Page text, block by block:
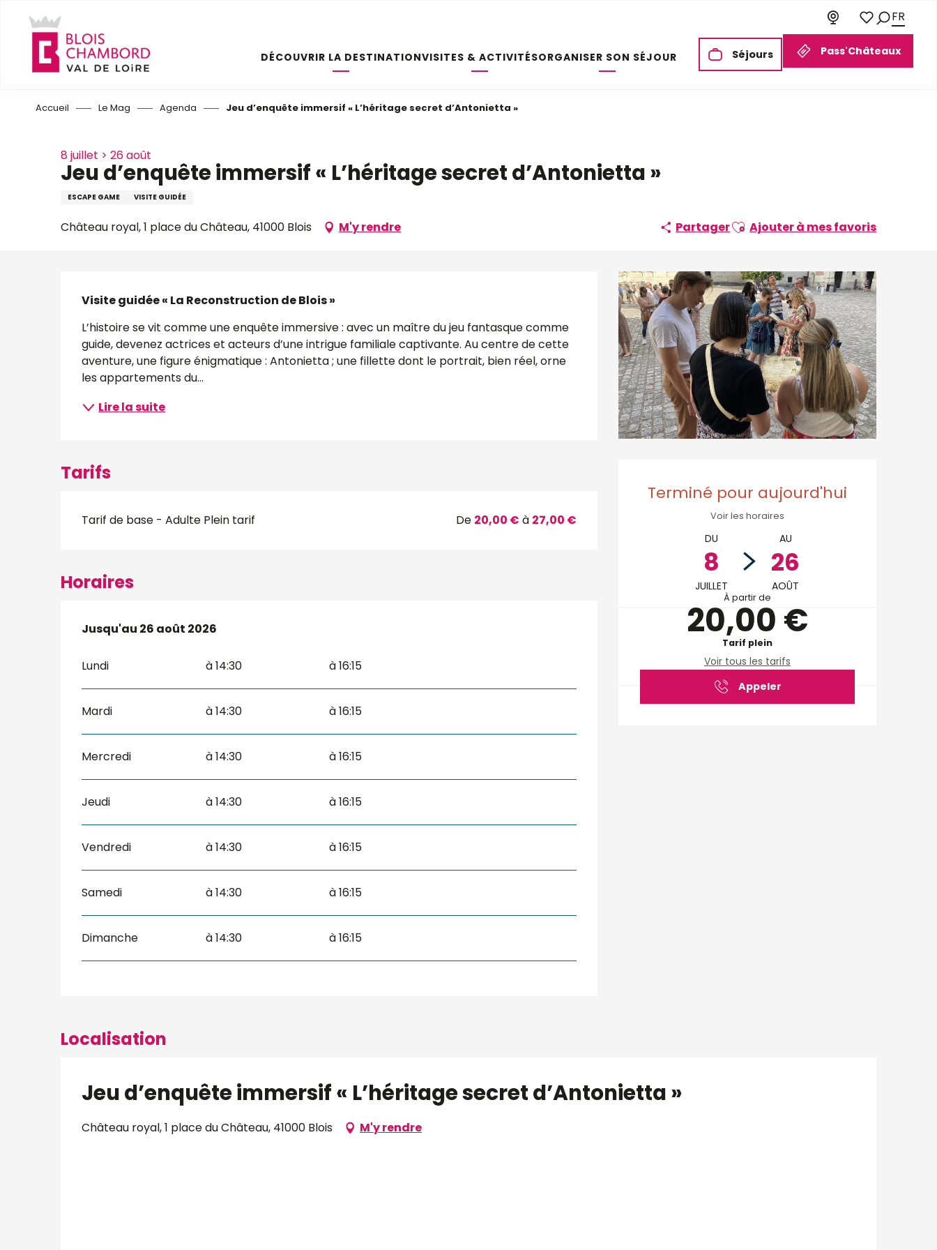
contenu
principal
Pass'Châteaux
Séjours
Voir les favoris
FR
DÉCOUVRIR LA DESTINATIONVISITES & ACTIVITÉSORGANISER SON SÉJOUR
Accueil Le Mag Agenda Jeu d’enquête immersif « L’héritage secret d’Antonietta »
8 juillet > 26 août
Jeu d’enquête immersif « L’héritage secret d’Antonietta »
ESCAPE GAME VISITE GUIDÉE
Château royal, 1 place du Château, 41000 Blois M'y rendre PartagerAjouter aux favoris
Ajouter à mes favoris
Ouverture et
Terminé pour aujourd'hui
Voir les horaires
DU
8
JUILLET
AU
26
AOÛT
À partir de
20,00 €
Tarif plein
Voir tous les tarifs
Appeler
Description
Visite guidée « La Reconstruction de Blois »
L’histoire se vit comme une enquête immersive : avec un maître du jeu fantasque comme
guide, devenez actrices et acteurs d’une intrigue familiale captivante. Au centre de cette
aventure, une figure énigmatique : Antonietta ; une fillette dont le portrait, bien réel, orne
les appartements du...
Lire la suite
Tarifs
Tarif de base - Adulte Plein tarif De 20,00 € à 27,00 €
Horaires
Du8 juillet 2026au26 août 2026
Jusqu'au 26 août 2026
Lundi à 14:30 à 16:15
Mardi à 14:30 à 16:15
Mercredi à 14:30 à 16:15
Jeudi à 14:30 à 16:15
Vendredi à 14:30 à 16:15
Samedi à 14:30 à 16:15
Dimanche à 14:30 à 16:15
Localisation
Jeu d’enquête immersif « L’héritage secret d’Antonietta »
Château royal, 1 place du Château, 41000 Blois M'y rendre